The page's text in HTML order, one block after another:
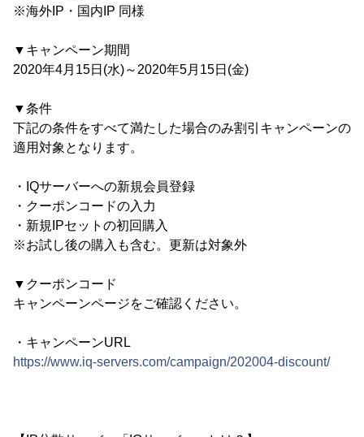
※海外IP・国内IP 同様
▼キャンペーン期間
2020年4月15日(水)～2020年5月15日(金)
▼条件
下記の条件をすべて満たした場合のみ割引キャンペーンの
適用対象となります。
・IQサーバーへの新規会員登録
・クーポンコードの入力
・新規IPセットの初回購入
※お試し後の購入も含む。更新は対象外
▼クーポンコード
キャンペーンページをご確認ください。
・キャンペーンURL
https://www.iq-servers.com/campaign/202004-discount/